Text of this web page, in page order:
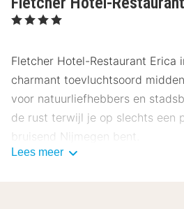
, 4 Sterren
Fletcher Hotel-Restaurant Erica
charmant toevluchtsoord
voor natuurliefhebbers en
de rust terwijl je op slechts een
bruisend Nijmegen bent.
Lees meer